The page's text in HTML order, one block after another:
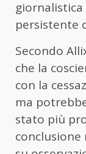
giornalistica
persistente
Secondo
che la
con la
ma
stato più
conclusione